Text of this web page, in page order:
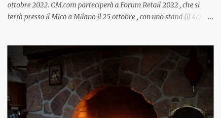
ottobre 2022. CM.com parteciperà a Forum Retail 2022 , che si
terrà presso il Mico a Milano il 25 ottobre , con uno stand (il 4c) e
tramite WhatsApp Business ”. Il primo appuntamento è per le ore
14:30 con Cristina Parigi, Country Manager di CM.com Italia, che
terrà una presentazione dal titolo:” Il presente e futuro del
Customer care omnicanale: come incontrare le aspettative dei
clienti ”. I punti che verranno affrontati sono il Customer care, lo